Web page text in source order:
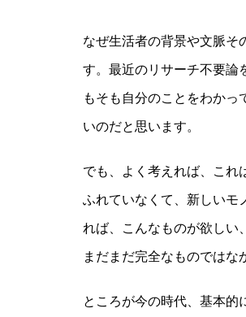
なぜ生活者の背景や文脈そ
す。最近のリサーチ不要論
もそも自分のことをわかっ
いのだと思います。
でも、よく考えれば、これ
ふれていなくて、新しいモ
れば、こんなものが欲しい
まだまだ完全なものではな
ところが今の時代、基本的